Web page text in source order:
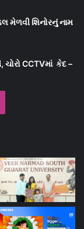
મેળવી શિનોરનું નામ
ચોરો CCTVમાં કેદ –